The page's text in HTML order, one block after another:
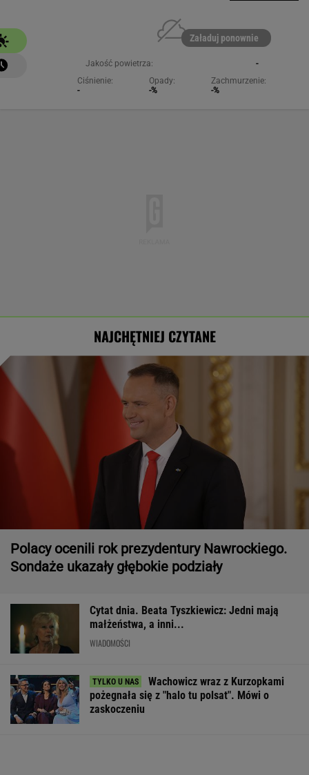
Załaduj ponownie
Jakość powietrza:
-
Ciśnienie:
-
Opady:
-%
Zachmurzenie:
-%
NAJCHĘTNIEJ CZYTANE
Polacy ocenili rok prezydentury Nawrockiego.
Sondaże ukazały głębokie podziały
Cytat dnia. Beata Tyszkiewicz: Jedni mają
małżeństwa, a inni...
WIADOMOŚCI
Wachowicz wraz z Kurzopkami
pożegnała się z "halo tu polsat". Mówi o
zaskoczeniu